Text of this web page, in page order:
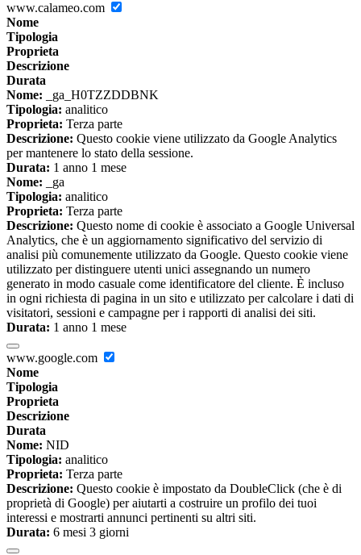
www.calameo.com
Nome
Tipologia
Proprieta
Descrizione
Durata
Nome: _ga_H0TZZDDBNK
Tipologia: analitico
Proprieta: Terza parte
Descrizione: Questo cookie viene utilizzato da Google Analytics
per mantenere lo stato della sessione.
Durata: 1 anno 1 mese
Nome: _ga
Tipologia: analitico
Proprieta: Terza parte
Descrizione: Questo nome di cookie è associato a Google Universal
Analytics, che è un aggiornamento significativo del servizio di
analisi più comunemente utilizzato da Google. Questo cookie viene
utilizzato per distinguere utenti unici assegnando un numero
generato in modo casuale come identificatore del cliente. È incluso
in ogni richiesta di pagina in un sito e utilizzato per calcolare i dati di
visitatori, sessioni e campagne per i rapporti di analisi dei siti.
Durata: 1 anno 1 mese
www.google.com
Nome
Tipologia
Proprieta
Descrizione
Durata
Nome: NID
Tipologia: analitico
Proprieta: Terza parte
Descrizione: Questo cookie è impostato da DoubleClick (che è di
proprietà di Google) per aiutarti a costruire un profilo dei tuoi
interessi e mostrarti annunci pertinenti su altri siti.
Durata: 6 mesi 3 giorni